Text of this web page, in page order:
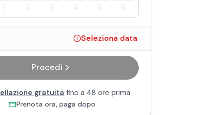
1 2 3 4 5 6
Seleziona data
Procedi
gratuita fino a 48 ore prima
Prenota ora, paga dopo